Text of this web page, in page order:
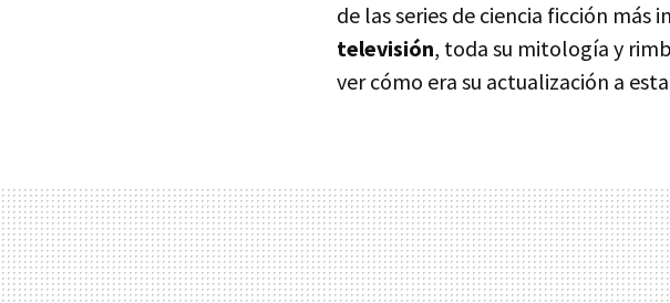
de las series de ciencia ficción más
televisión, toda su mitología y
ver cómo era su actualización a